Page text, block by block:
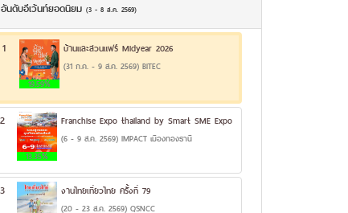
นดับอีเว้นท์ยอดนิยม(3 - 8 ส.ค. 2569)
1
19.59%
บ้านและสวนแฟร์ Midyear 2026
(31 ก.ค. - 9 ส.ค. 2569) BITEC
2
13.35%
Franchise Expo thailand by Smart SME Expo
(6 - 9 ส.ค. 2569) IMPACT เมืองทองธานี
3 งานไทยเที่ยวไทย ครั้งที่ 79
(20 - 23 ส.ค. 2569) QSNCC